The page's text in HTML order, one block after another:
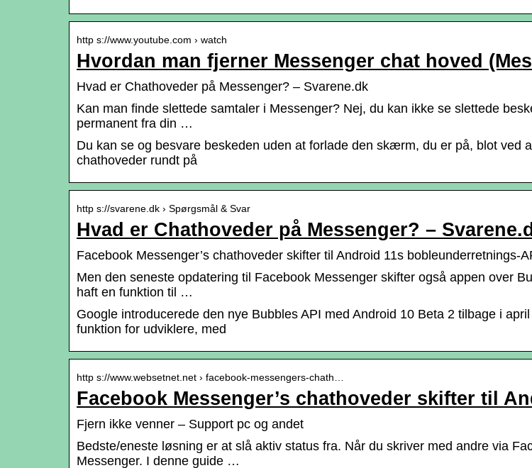
http s://www.youtube.com › watch
Hvordan man fjerner Messenger chat hoved
Hvad er Chathoveder på Messenger? – Svarene.dk
Kan man finde slettede samtaler i Messenger? Nej, du kan ikke se slettede
permanent fra din …
Du kan se og besvare beskeden uden at forlade den skærm, du er på, blot ved
chathoveder rundt på
http s://svarene.dk › Spørgsmål & Svar
Hvad er Chathoveder på Messenger? –
Facebook Messenger’s chathoveder skifter til Android 11s bobleunderretnings-
Men den seneste opdatering til Facebook Messenger skifter også appen over
haft en funktion til …
Google introducerede den nye Bubbles API med Android 10 Beta 2 tilbage i
funktion for udviklere, med
http s://www.websetnet.net › facebook-messengers-chath…
Facebook Messenger’s chathoveder skifter til
Fjern ikke venner – Support pc og andet
Bedste/eneste løsning er at slå aktiv status fra. Når du skriver med andre via
Messenger. I denne guide …